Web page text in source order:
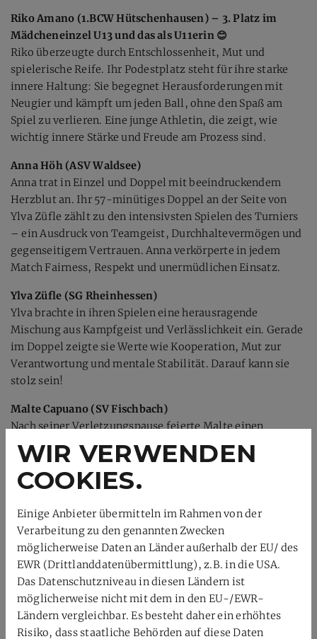
Riko Amano (1.BCW Hütschenhausen) – 3. Platz im
Mädcheneinzel U13 und das als U11erin 😊
Riko überzeugte durch Entschlossenheit, Mut und
spielerische Reife. Ihr Podestplatz steht für ihre starke
innere Haltung: Sie begegnet Herausforderungen mit
Neugier und kämpft um jeden Ball, ohne den Spaß am
Spiel zu verlieren. Eine junge Athletin, die zeigt, wie
wichtig innere Stärke und Freude am Prozess sind.
Anna Höh (ASV Waldsee)
Anna trat in Einzel und Doppel mit beeindruckendem
Herzblut an. Ihr 57-minütiges Doppel an der Seite von
Ylva Züfle zählt zu den intensivsten Spielen des Turniers
– ein Ausdruck von Teamgeist, Durchhaltevermögen und
gegenseitigem Vertrauen. Anna verkörperte in jedem
Match Fairness, Respekt und unermüdlichen Einsatz.
Ylva Züfle (SG Rheinhessen)
Ylva brachte in ihren Spielen eine herausragende
Mischung aus Kampfgeist und Verlässlichkeit ein. Gerade
im Doppel zeigte sie Werte wie Kooperation, Mut zur
Verantwortung und mentale Stabilität. Darauf kann sie
stolz sein!
Malte Capuano (SV Fischbach)
Nach seiner Verletzungspause feierte Malte einen
wichtigen Sieg im Jungeneinzel – ein starkes Zeichen von
Durchhaltevermögen und innerer Stärke. Er zeigte, dass
Rückschläge keine Hindernisse, sondern
Geduld und die Fähigkeit, an sich selbst zu glauben.
Mara Heidemann (SG Rheinhessen)
Mara kämpfte im Doppel an der Seite von Riko mit voller
Energie und beeindruckendem Siegeswillen. Sie
Verantwortung für den Partner und den Willen,
gemeinsam über sich hinauszuwachsen.
WIR VERWENDEN
COOKIES.
Einige Anbieter übermitteln im Rahmen von der
Verarbeitung zu den genannten Zwecken
möglicherweise Daten an Länder außerhalb der EU/ des
EWR (Drittlanddatenübermittlung), z.B. in die USA.
Das Datenschutzniveau in diesen Ländern ist
möglicherweise nicht mit dem in den EU-/EWR-
Ländern vergleichbar. Es besteht daher ein erhöhtes
Risiko, dass staatliche Behörden auf diese Daten